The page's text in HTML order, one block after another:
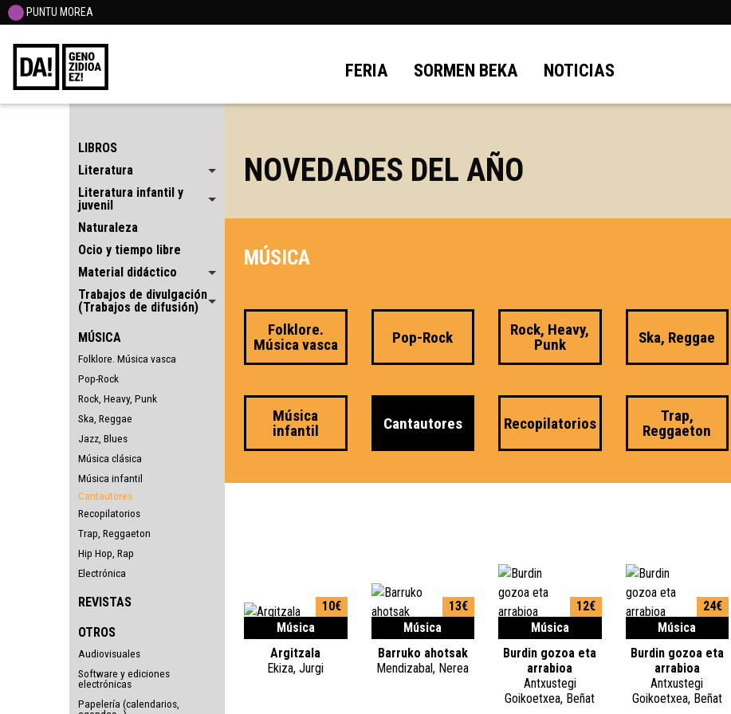
PUNTU MOREA
FERIA SORMEN BEKA NOTICIAS
LIBROS
Literatura
Literatura infantil y
juvenil
Naturaleza
Ocio y tiempo libre
Material didáctico
Trabajos de divulgación
(Trabajos de difusión)
MÚSICA
Folklore. Música vasca
Pop-Rock
Rock, Heavy, Punk
Ska, Reggae
Jazz, Blues
Música clásica
Música infantil
Cantautores
Recopilatorios
Trap, Reggaeton
Hip Hop, Rap
Electrónica
REVISTAS
OTROS
Audiovisuales
Software y ediciones
electrónicas
Papelería (calendarios,
NOVEDADES DEL AÑO
MÚSICA
Folklore.
Música vasca
Pop-Rock
Rock, Heavy,
Punk
Ska, Reggae
Música
infantil
Cantautores Recopilatorios
Trap,
Reggaeton
Música
10€
Argitzala
Ekiza, Jurgi
Música
13€
Barruko ahotsak
Mendizabal, Nerea
Música
12€
Burdin gozoa eta
arrabioa
Antxustegi
Goikoetxea, Beñat
Música
24€
Burdin gozoa eta
arrabioa
Antxustegi
Goikoetxea, Beñat